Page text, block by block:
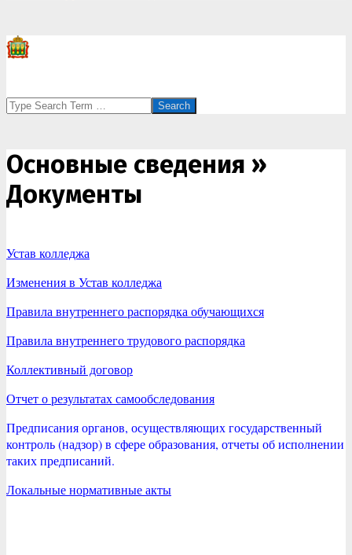
Search
Основные сведения »
Документы
Устав колледжа
Изменения в Устав колледжа
Правила внутреннего распорядка обучающихся
Правила внутреннего трудового распорядка
Коллективный договор
Отчет о результатах самообследования
Предписания органов, осуществляющих государственный
контроль (надзор) в сфере образования, отчеты об исполнении
таких предписаний.
Локальные нормативные акты